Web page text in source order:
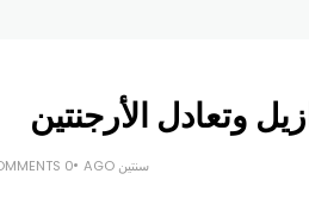
وتعادل الأرجنتين
سنتين AGO 0 COMMENTS